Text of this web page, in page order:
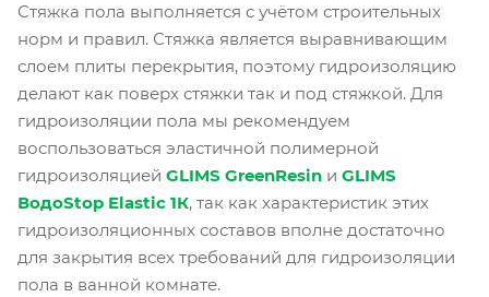
Стяжка пола выполняется с учётом строительных
норм и правил. Стяжка является выравнивающим
слоем плиты перекрытия, поэтому гидроизоляцию
делают как поверх стяжки так и под стяжкой. Для
гидроизоляции пола мы рекомендуем
воспользоваться эластичной полимерной
гидроизоляцией GLIMS GreenResin и GLIMS
ВодоStop Elastic 1К, так как характеристик этих
гидроизоляционных составов вполне достаточно
для закрытия всех требований для гидроизоляции
пола в ванной комнате.